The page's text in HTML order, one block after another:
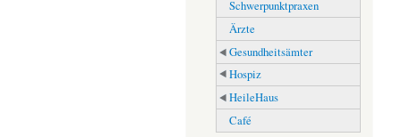
Schwerpunktpraxen
Ärzte
Gesundheitsämter
Hospiz
HeileHaus
Café